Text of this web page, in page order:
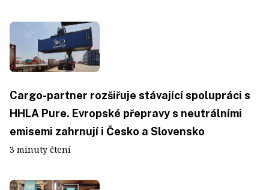
Cargo-partner rozšiřuje stávající spolupráci s
HHLA Pure. Evropské přepravy s neutrálními
emisemi zahrnují i Česko a Slovensko
3 minuty čtení